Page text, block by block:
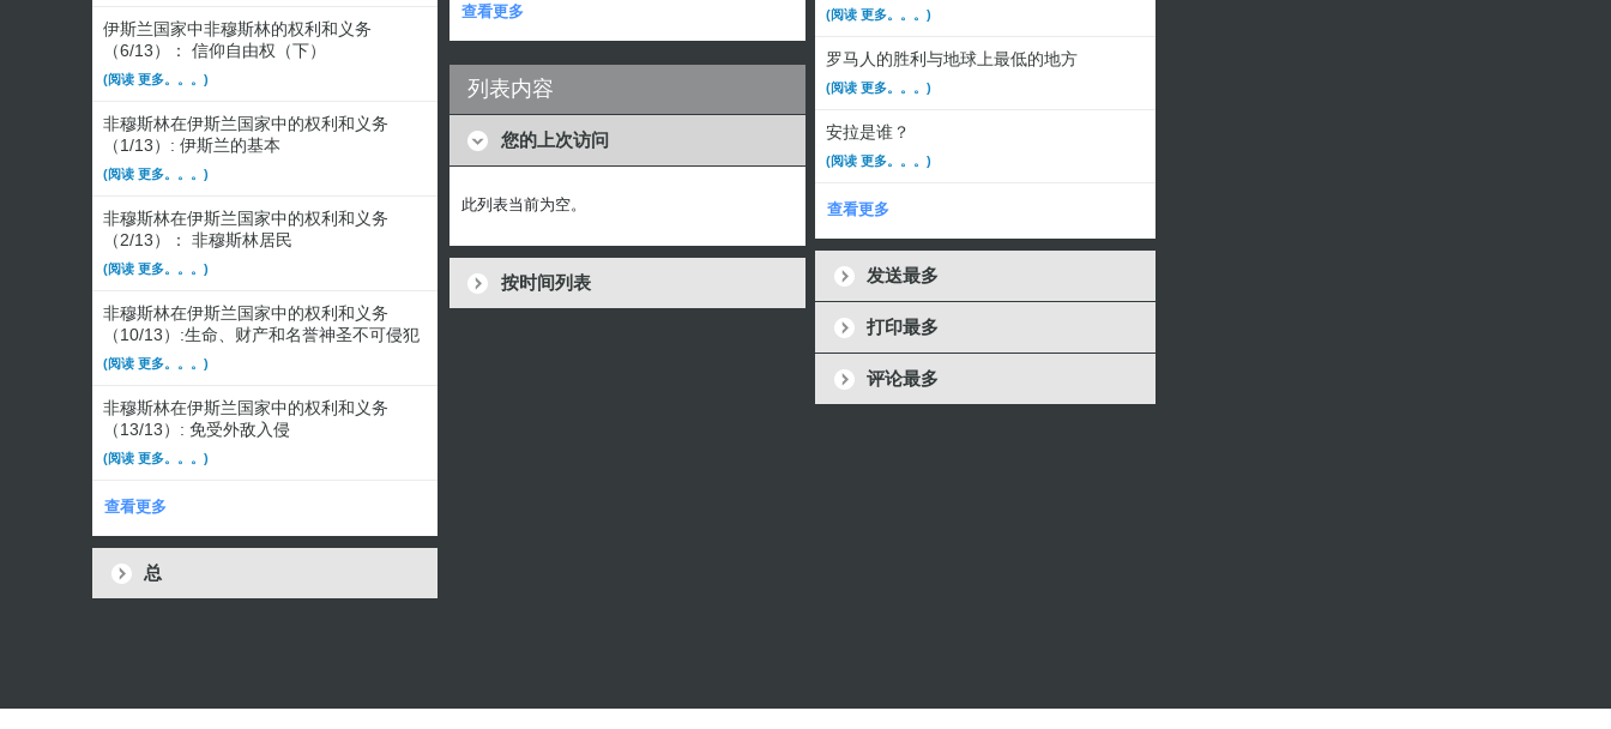
伊斯兰国家中非穆斯林的权利和义务
（6/13）： 信仰自由权（下）
(阅读 更多。。。)
非穆斯林在伊斯兰国家中的权利和义务
（1/13）: 伊斯兰的基本
(阅读 更多。。。)
非穆斯林在伊斯兰国家中的权利和义务
（2/13）： 非穆斯林居民
(阅读 更多。。。)
非穆斯林在伊斯兰国家中的权利和义务
（10/13）:生命、财产和名誉神圣不可侵犯
(阅读 更多。。。)
非穆斯林在伊斯兰国家中的权利和义务
（13/13）: 免受外敌入侵
(阅读 更多。。。)
查看更多
总
查看更多
列表内容
您的上次访问
此列表当前为空。
按时间列表
(阅读 更多。。。)
罗马人的胜利与地球上最低的地方
(阅读 更多。。。)
安拉是谁？
(阅读 更多。。。)
查看更多
发送最多
打印最多
评论最多